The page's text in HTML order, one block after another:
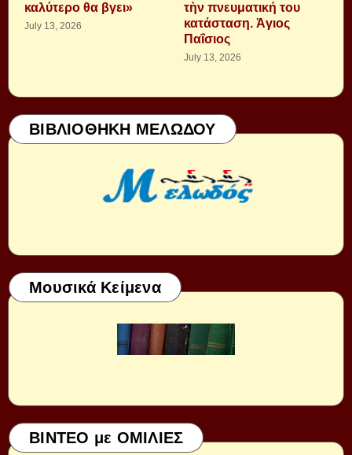
καλύτερο θα βγει»
July 13, 2026
τὴν πνευματική του
κατάσταση. Ἁγιος
Παΐσιος
July 13, 2026
ΒΙΒΛΙΟΘΗΚΗ ΜΕΛΩΔΟΥ
Μουσικά Κείμενα
ΒΙΝΤΕΟ με ΟΜΙΛΙΕΣ